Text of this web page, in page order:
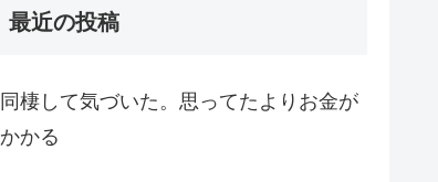
最近の投稿
同棲して気づいた。思ってたよりお金が
かかる